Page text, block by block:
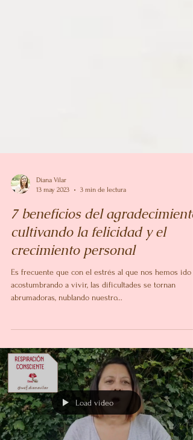
13 may 2023
3 min de lectura
7 beneficios del agradecimiento:
crecimiento personal
Es frecuente que con el estrés al que nos hemos ido
acostumbrando a vivir, las dificultades se tornan
abrumadoras, nublando nuestro...